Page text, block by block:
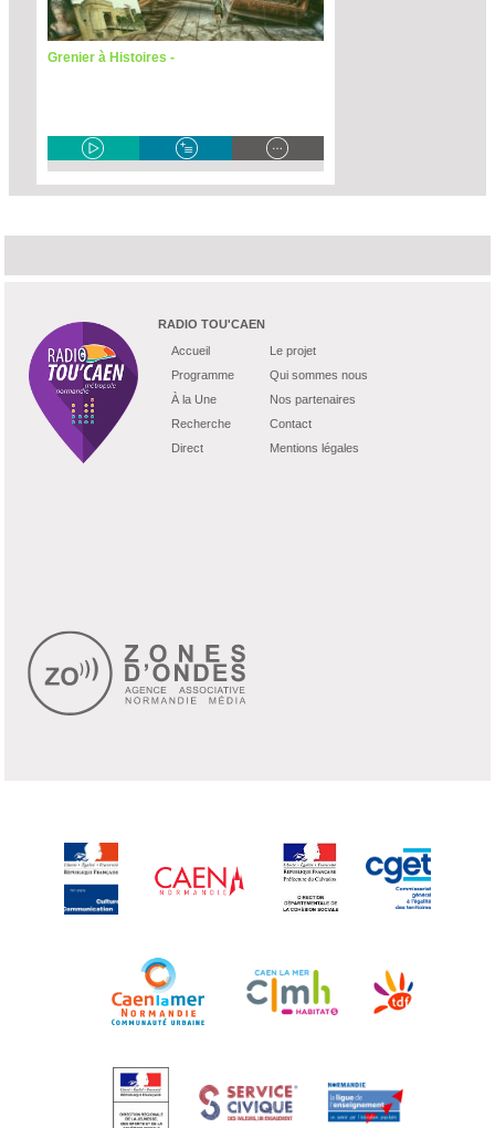
Grenier à Histoires -
RADIO TOU'CAEN
Accueil
Programme
À la Une
Recherche
Direct
Le projet
Qui sommes nous
Nos partenaires
Contact
Mentions légales